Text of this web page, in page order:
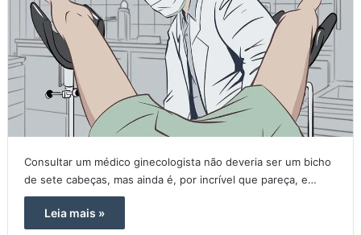
Consultar um médico ginecologista não deveria ser um bicho
de sete cabeças, mas ainda é, por incrível que pareça, e…
Leia mais »